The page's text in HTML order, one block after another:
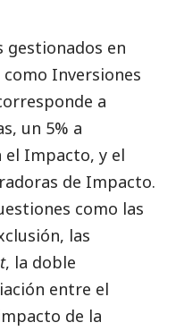
gestionados en
Inversiones
a
un 5% a
el Impacto, y el
de Impacto.
como las
las
, la doble
entre el
de la